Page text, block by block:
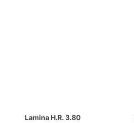
Lamina H.R. 3.80